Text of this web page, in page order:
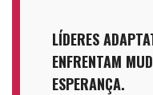
LÍDERES
ENFRENTAM
ESPERANÇA.